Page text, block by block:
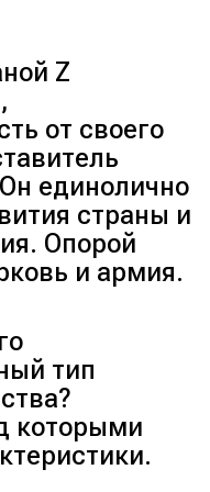
тип
к способу
постоянное
на
или
их
местными
масштаба
в
что
от него,
свобод
для
Z
от своего
единолично
страны и
Опорой
и армия.
тип
которыми